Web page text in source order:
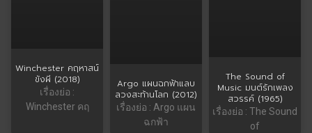
Winchester คฤหาสน์
ขังผี (2018)
เรื่องย่อ :
Winchester คฤ
Argo แผนฉกฟ้าแลบ
ลวงสะท้านโลก (2012)
เรื่องย่อ : Argo แผน
ฉกฟ้า
The Sound of
Music มนต์รักเพลง
สวรรค์ (1965)
เรื่องย่อ : The Sound
of